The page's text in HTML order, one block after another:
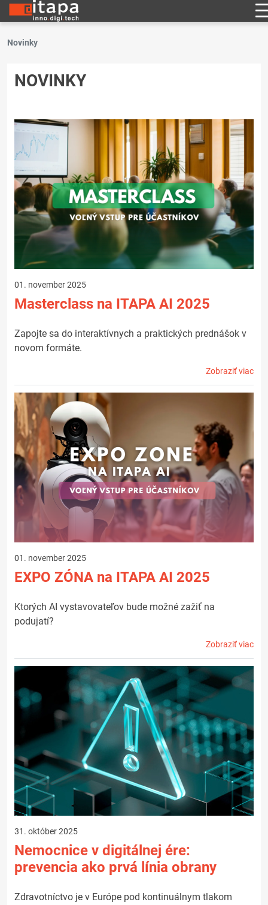
Novinky
NOVINKY
01. november 2025
Masterclass na ITAPA AI 2025
Zapojte sa do interaktívnych a praktických prednášok v
novom formáte.
Zobraziť viac
01. november 2025
EXPO ZÓNA na ITAPA AI 2025
Ktorých AI vystavovateľov bude možné zažiť na
podujatí?
Zobraziť viac
31. október 2025
Nemocnice v digitálnej ére:
prevencia ako prvá línia obrany
Zdravotníctvo je v Európe pod kontinuálnym tlakom